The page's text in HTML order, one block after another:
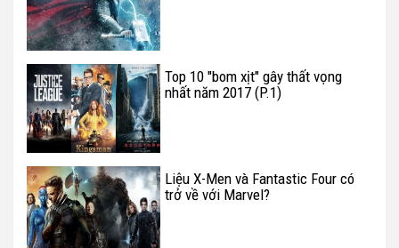
Top 10 "bom xịt" gây thất vọng
nhất năm 2017 (P.1)
Liệu X-Men và Fantastic Four có
trở về với Marvel?